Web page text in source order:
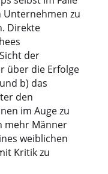
Unternehmen zu
Direkte
der
über die Erfolge
b) das
den
im Auge zu
mehr Männer
weiblichen
Kritik zu